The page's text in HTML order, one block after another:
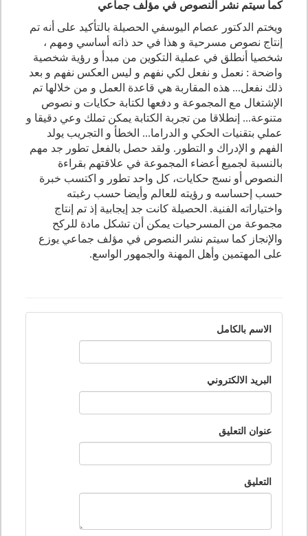
كما سيتم نشر النصوص في مؤلف جماعي
ويختم الدكتور عصام اليوسفي الحصيلة بالتأكيد على أنه تم
إنتاج نصوص مسرحية و هذا في حد ذاته أساسي ومهم ،
شخصيا أنطلق في عملية التكوين من مبدأ و رؤية شخصية
واضحة : نعمل و نفعل لكي نفهم و ليس العكس نفهم و بعد
ذلك نفعل... هذه المقاربة هي قاعدة العمل و من خلالها تم
الإشتغال مع المجموعة و دفعها لكتابة حكايات و نصوص
متنوعة... إنطلاقا من تجربة الكتابة يمكن تملك وعي دقيقا و
عملي بتقنيات الحكي و الدراما... الخطأ و التجريب يولد
الفهم و الإدراك و التطور. ولقد حصل بالفعل تطور جد مهم
بالنسبة لجميع أعضاء المجموعة في علاقتهم بقراءة
النصوص أو نسج حكايات، كل واحد تطور و اكتسب خبرة
حسب إحساسه و رؤيته للعالم وأيضا حسب رغبته
واختياراته الفنية. الحصيلة كانت جد إيجابية إذ تم إنتاج
مجموعة من المسرحيات يمكن أن تشكل مادة للركح
والإنجاز كما سيتم نشر النصوص في مؤلف جماعي يوزع
على المهتمين وأهل المهنة والجمهور الواسع.
الاسم بالكامل
البريد الالكتروني
عنوان التعليق
التعليق